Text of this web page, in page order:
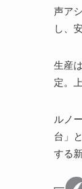
声ア
し、
生産
定。
ルノ
台」
する